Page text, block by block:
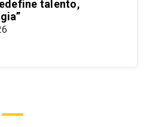
talento,